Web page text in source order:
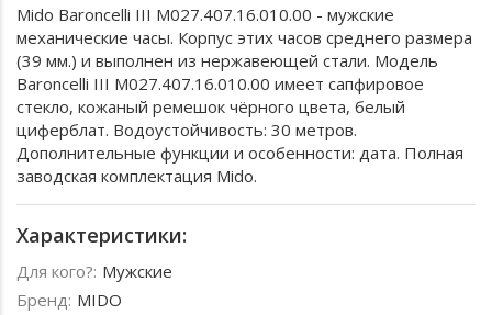
Mido Baroncelli III M027.407.16.010.00 - мужские
механические часы. Корпус этих часов среднего размера
(39 мм.) и выполнен из нержавеющей стали. Модель
Baroncelli III M027.407.16.010.00 имеет сапфировое
стекло, кожаный ремешок чёрного цвета, белый
циферблат. Водоустойчивость: 30 метров.
Дополнительные функции и особенности: дата. Полная
заводская комплектация Mido.
Характеристики:
Для кого?: Мужские
Бренд: MIDO